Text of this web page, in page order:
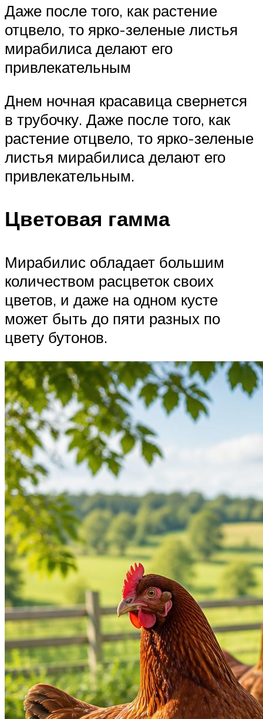
Даже после того, как растение
отцвело, то ярко-зеленые листья
мирабилиса делают его
привлекательным
Днем ночная красавица свернется
в трубочку. Даже после того, как
растение отцвело, то ярко-зеленые
листья мирабилиса делают его
привлекательным.
Цветовая гамма
Мирабилис обладает большим
количеством расцветок своих
цветов, и даже на одном кусте
может быть до пяти разных по
цвету бутонов.